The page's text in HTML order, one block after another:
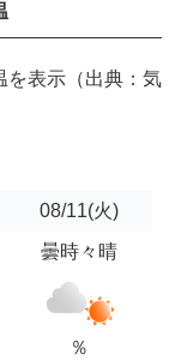
を表示（出典：気
08/11(火)
曇時々晴
％